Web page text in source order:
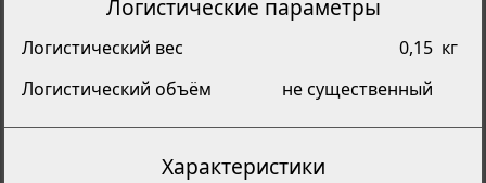
Логистические параметры
Логистический вес 0,15 кг
Логистический объём
не существенный
Характеристики